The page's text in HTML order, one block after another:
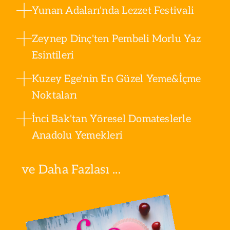
Yunan Adaları'nda Lezzet Festivali
Zeynep Dinç'ten Pembeli Morlu Yaz
Esintileri
Kuzey Ege'nin En Güzel Yeme&İçme
Noktaları
İnci Bak'tan Yöresel Domateslerle
Anadolu Yemekleri
ve Daha Fazlası ...